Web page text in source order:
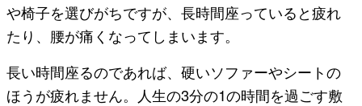
や椅子を選びがちですが、長時間座っていると疲れ
たり、腰が痛くなってしまいます。
長い時間座るのであれば、硬いソファーやシートの
ほうが疲れません。人生の3分の1の時間を過ごす敷